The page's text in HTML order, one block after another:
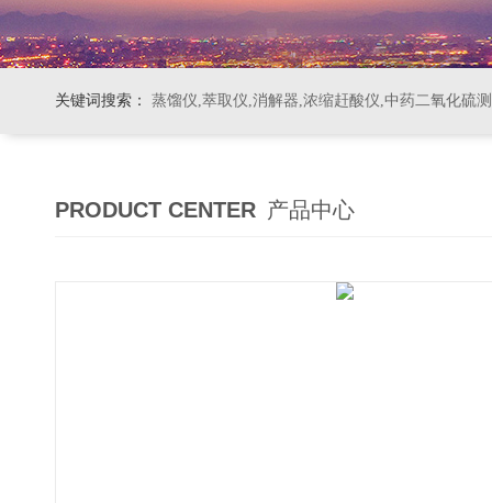
关键词搜索： 蒸馏仪,萃取仪,消解器,浓缩赶酸仪,中药二氧化硫
PRODUCT CENTER 产品中心